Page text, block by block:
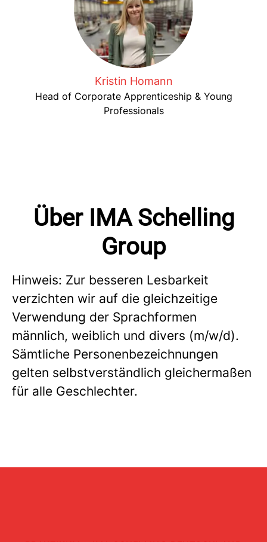
Kristin Homann
Head of Corporate Apprenticeship & Young
Professionals
Über IMA Schelling
Group
Hinweis: Zur besseren Lesbarkeit
verzichten wir auf die gleichzeitige
Verwendung der Sprachformen
männlich, weiblich und divers (m/w/d).
Sämtliche Personenbezeichnungen
gelten selbstverständlich gleichermaßen
für alle Geschlechter.